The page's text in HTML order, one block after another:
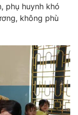
có sự chấp
khi phát hành lại
phụ huynh khó
không phù